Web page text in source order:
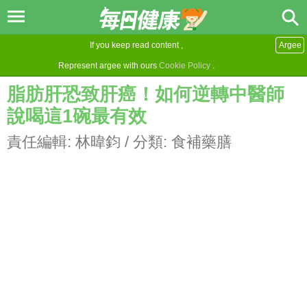
If you keep read content ,
Represent argee with ours Cookie Policy .
Argee
脂肪肝恐致肝癌！如何逆轉中醫師
說喝這1碗最有效
責任編輯: 林暐鈞 / 分類: 食補藥膳